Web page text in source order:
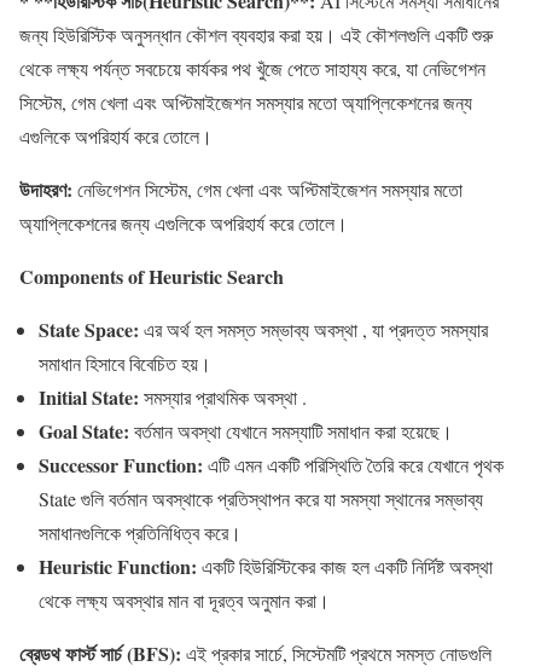
জন্য হিউরিস্টিক অনুসন্ধান কৌশল ব্যবহার করা হয়। এই কৌশলগুলি একটি শুরু
থেকে লক্ষ্য পর্যন্ত সবচেয়ে কার্যকর পথ খুঁজে পেতে সাহায্য করে, যা নেভিগেশন
সিস্টেম, গেম খেলা এবং অপ্টিমাইজেশন সমস্যার মতো অ্যাপ্লিকেশনের জন্য
এগুলিকে অপরিহার্য করে তোলে।
উদাহরণ: নেভিগেশন সিস্টেম, গেম খেলা এবং অপ্টিমাইজেশন সমস্যার মতো
অ্যাপ্লিকেশনের জন্য এগুলিকে অপরিহার্য করে তোলে।
Components of Heuristic Search
State Space: এর অর্থ হল সমস্ত সম্ভাব্য অবস্থা , যা প্রদত্ত সমস্যার
সমাধান হিসাবে বিবেচিত হয়।
Initial State: সমস্যার প্রাথমিক অবস্থা .
Goal State: বর্তমান অবস্থা যেখানে সমস্যাটি সমাধান করা হয়েছে।
Successor Function: এটি এমন একটি পরিস্থিতি তৈরি করে যেখানে পৃথক
State গুলি বর্তমান অবস্থাকে প্রতিস্থাপন করে যা সমস্যা স্থানের সম্ভাব্য
সমাধানগুলিকে প্রতিনিধিত্ব করে।
Heuristic Function: একটি হিউরিস্টিকের কাজ হল একটি নির্দিষ্ট অবস্থা
থেকে লক্ষ্য অবস্থার মান বা দূরত্ব অনুমান করা।
ব্রেডথ ফার্স্ট সার্চ (BFS): এই প্রকার সার্চে, সিস্টেমটি প্রথমে সমস্ত নোডগুলি